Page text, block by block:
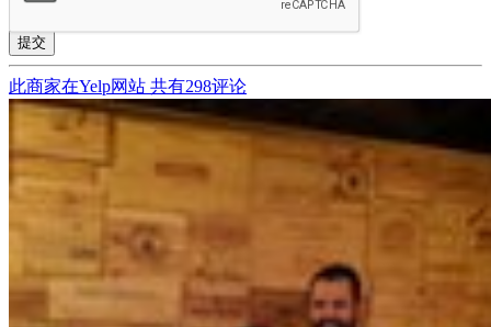
提交
此商家在Yelp网站 共有298评论